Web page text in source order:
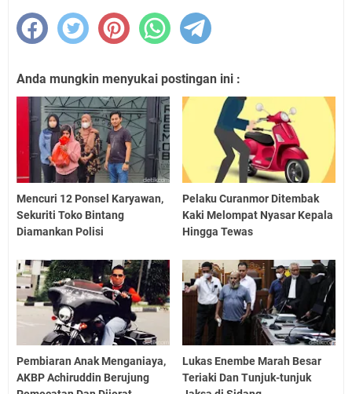
Anda mungkin menyukai postingan ini :
Mencuri 12 Ponsel Karyawan,
Sekuriti Toko Bintang
Diamankan Polisi
Pelaku Curanmor Ditembak
Kaki Melompat Nyasar Kepala
Hingga Tewas
Pembiaran Anak Menganiaya,
AKBP Achiruddin Berujung
Lukas Enembe Marah Besar
Teriaki Dan Tunjuk-tunjuk